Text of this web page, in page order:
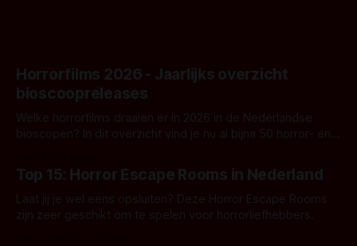
Horrorfilms 2026 - Jaarlijks overzicht
bioscoopreleases
Welke horrorfilms draaien er in 2026 in de Nederlandse
bioscopen? In dit overzicht vind je nu al bijna 50 horror- en
Top 15: Horror Escape Rooms in Nederland
Laat jij je wel eens opsluiten? Deze Horror Escape Rooms
zijn zeer geschikt om te spelen voor horrorliefhebbers.